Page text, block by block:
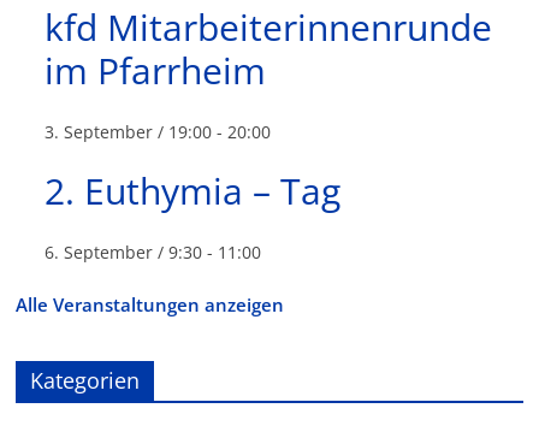
kfd Mitarbeiterinnenrunde
im Pfarrheim
3. September / 19:00 - 20:00
2. Euthymia – Tag
6. September / 9:30 - 11:00
Alle Veranstaltungen anzeigen
Kategorien